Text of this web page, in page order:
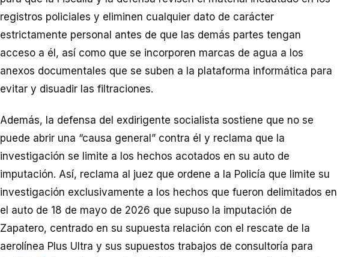
registros policiales y eliminen cualquier dato de carácter
estrictamente personal antes de que las demás partes tengan
acceso a él, así como que se incorporen marcas de agua a los
anexos documentales que se suben a la plataforma informática para
evitar y disuadir las filtraciones.
Además, la defensa del exdirigente socialista sostiene que no se
puede abrir una “causa general” contra él y reclama que la
investigación se limite a los hechos acotados en su auto de
imputación. Así, reclama al juez que ordene a la Policía que limite su
investigación exclusivamente a los hechos que fueron delimitados en
el auto de 18 de mayo de 2026 que supuso la imputación de
Zapatero, centrado en su supuesta relación con el rescate de la
aerolínea Plus Ultra y sus supuestos trabajos de consultoría para